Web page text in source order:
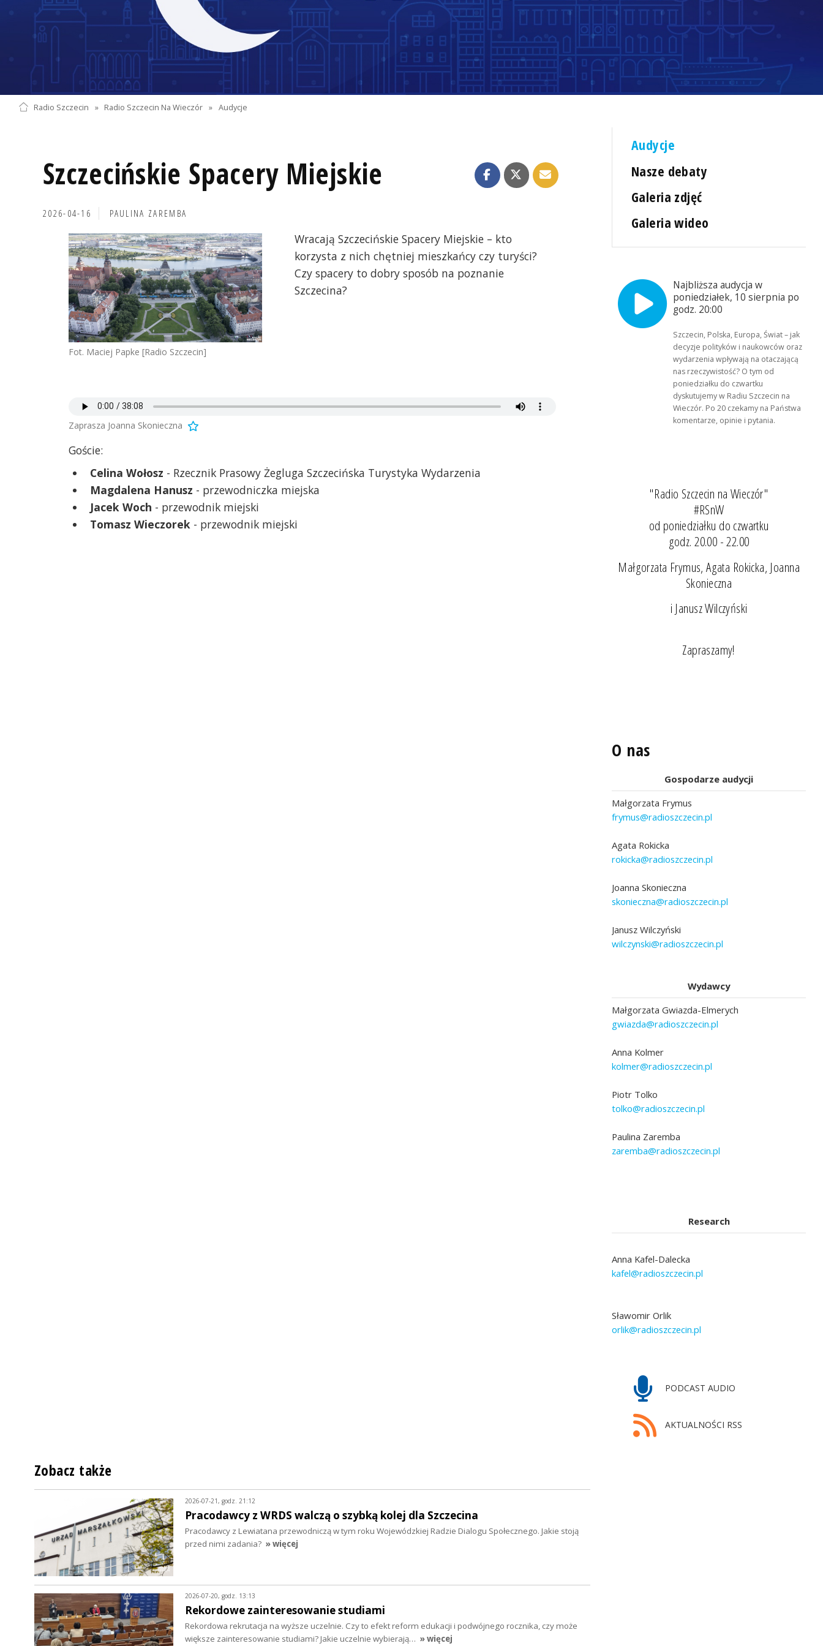
Radio Szczecin » Radio Szczecin Na Wieczór » Audycje
Szczecińskie Spacery Miejskie
2026-04-16 PAULINA ZAREMBA
Fot. Maciej Papke [Radio Szczecin]
Wracają Szczecińskie Spacery Miejskie – kto
korzysta z nich chętniej mieszkańcy czy turyści?
Czy spacery to dobry sposób na poznanie
Szczecina?
Zaprasza Joanna Skonieczna
Goście:
Celina Wołosz - Rzecznik Prasowy Żegluga Szczecińska Turystyka Wydarzenia
Magdalena Hanusz - przewodniczka miejska
Jacek Woch - przewodnik miejski
Tomasz Wieczorek - przewodnik miejski
Audycje
Nasze debaty
Galeria zdjęć
Galeria wideo
Najbliższa audycja w
poniedziałek, 10 sierpnia po
godz. 20:00
Szczecin, Polska, Europa, Świat – jak
decyzje polityków i naukowców oraz
wydarzenia wpływają na otaczającą
nas rzeczywistość? O tym od
poniedziałku do czwartku
dyskutujemy w Radiu Szczecin na
Wieczór. Po 20 czekamy na Państwa
komentarze, opinie i pytania.
"Radio Szczecin na Wieczór"
#RSnW
od poniedziałku do czwartku
godz. 20.00 - 22.00
Małgorzata Frymus, Agata Rokicka, Joanna
Skonieczna
i Janusz Wilczyński
Zapraszamy!
O nas
Gospodarze audycji
Małgorzata Frymus
frymus@radioszczecin.pl
Agata Rokicka
rokicka@radioszczecin.pl
Joanna Skonieczna
skonieczna@radioszczecin.pl
Janusz Wilczyński
wilczynski@radioszczecin.pl
Wydawcy
Małgorzata Gwiazda-Elmerych
gwiazda@radioszczecin.pl
Anna Kolmer
kolmer@radioszczecin.pl
Piotr Tolko
tolko@radioszczecin.pl
Paulina Zaremba
zaremba@radioszczecin.pl
Research
Anna Kafel-Dalecka
kafel@radioszczecin.pl
Sławomir Orlik
orlik@radioszczecin.pl
PODCAST AUDIO
AKTUALNOŚCI RSS
Zobacz także
2026-07-21, godz. 21:12
Pracodawcy z WRDS walczą o szybką kolej dla Szczecina
Pracodawcy z Lewiatana przewodniczą w tym roku Wojewódzkiej Radzie Dialogu Społecznego. Jakie stoją
przed nimi zadania? » więcej
2026-07-20, godz. 13:13
Rekordowe zainteresowanie studiami
Rekordowa rekrutacja na wyższe uczelnie. Czy to efekt reform edukacji i podwójnego rocznika, czy może
większe zainteresowanie studiami? Jakie uczelnie wybierają… » więcej